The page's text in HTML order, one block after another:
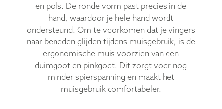
en pols. De ronde vorm past precies in de
hand, waardoor je hele hand wordt
ondersteund. Om te voorkomen dat je vingers
naar beneden glijden tijdens muisgebruik, is de
ergonomische muis voorzien van een
duimgoot en pinkgoot. Dit zorgt voor nog
minder spierspanning en maakt het
muisgebruik comfortabeler.